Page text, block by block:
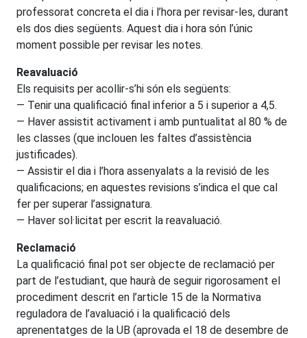
professorat concreta el dia i l’hora per revisar-les, durant
els dos dies següents. Aquest dia i hora són l’únic
moment possible per revisar les notes.
Reavaluació
Els requisits per acollir-s’hi són els següents:
— Tenir una qualificació final inferior a 5 i superior a 4,5.
— Haver assistit activament i amb puntualitat al 80 % de
les classes (que inclouen les faltes d’assistència
justificades).
— Assistir el dia i l’hora assenyalats a la revisió de les
qualificacions; en aquestes revisions s’indica el que cal
fer per superar l’assignatura.
— Haver sol·licitat per escrit la reavaluació.
Reclamació
La qualificació final pot ser objecte de reclamació per
part de l’estudiant, que haurà de seguir rigorosament el
procediment descrit en l’article 15 de la Normativa
reguladora de l’avaluació i la qualificació dels
aprenentatges de la UB (aprovada el 18 de desembre de